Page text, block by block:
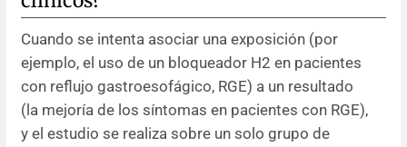
Cuando se intenta asociar una exposición (por
ejemplo, el uso de un bloqueador H2 en pacientes
con reflujo gastroesofágico, RGE) a un resultado
(la mejoría de los síntomas en pacientes con RGE),
y el estudio se realiza sobre un solo grupo de